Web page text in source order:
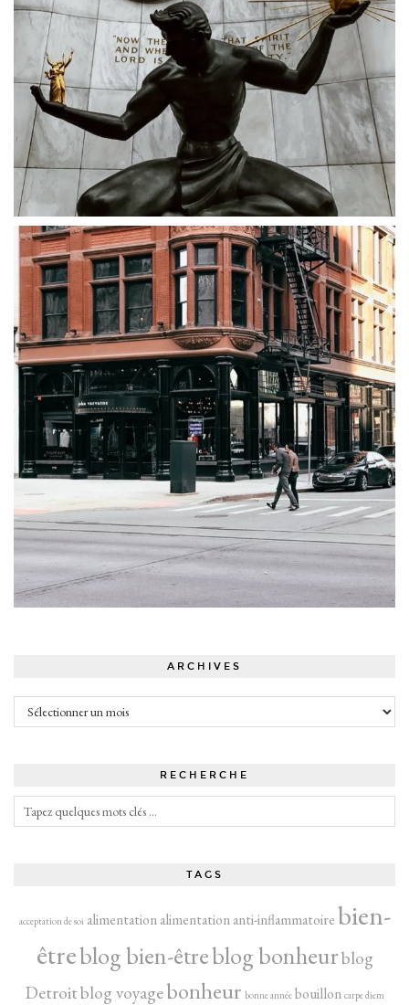
ARCHIVES
Archives
RECHERCHE
TAGS
acceptation de soi alimentation alimentation anti-inflammatoirebien-
êtreblog bien-êtreblog bonheurblog
Detroitblog voyagebonheur bonne année bouillon carpe diem